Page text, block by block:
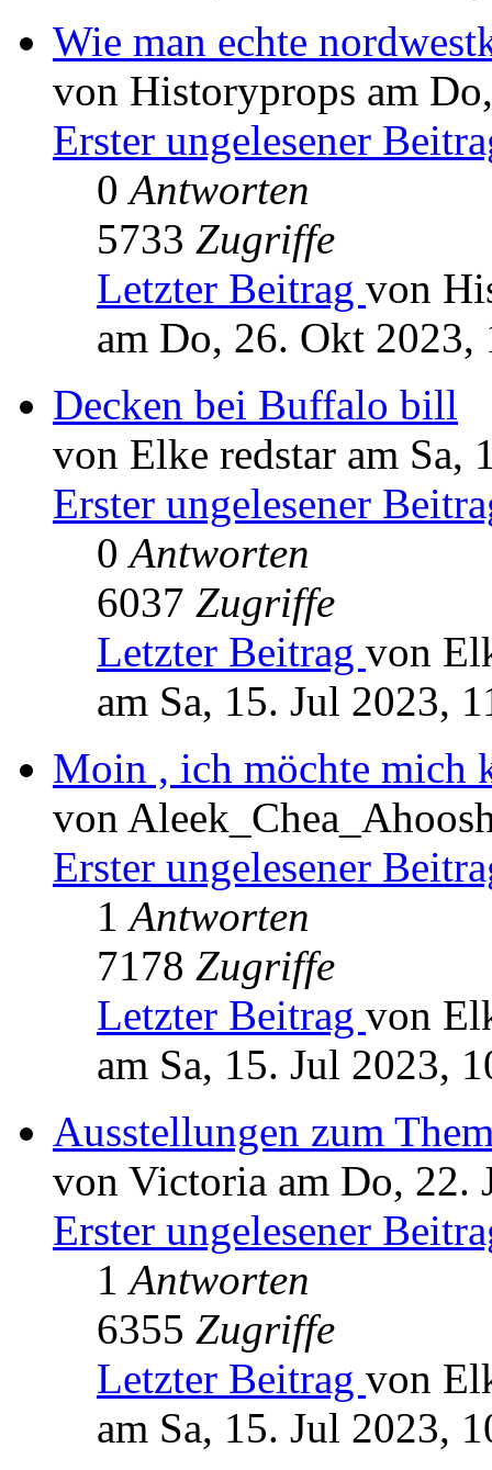
Wie man echte
von Historyprops am
Erster ungelesener
0Antworten
5733 Zugriffe
Letzter Beitrag von
am Do, 26. Okt 2023,
Decken bei Buffalo bill
von Elke redstar am Sa,
Erster ungelesener
0Antworten
6037 Zugriffe
Letzter Beitrag von
am Sa, 15. Jul 2023,
Moin , ich möchte mich
von
Erster ungelesener
1Antworten
7178 Zugriffe
Letzter Beitrag von
am Sa, 15. Jul 2023,
Ausstellungen zum
von Victoria am Do, 22.
Erster ungelesener
1Antworten
6355 Zugriffe
Letzter Beitrag von
am Sa, 15. Jul 2023,